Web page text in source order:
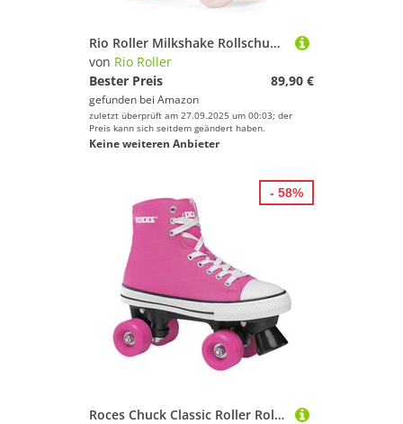
Rio Roller Milkshake Rollschuhe Unisex Erwachsene 38 Rosa (Cotton Candy)
von Rio Roller
Bester Preis
89,90 €
gefunden bei Amazon
zuletzt überprüft am 27.09.2025 um 00:03; der
Preis kann sich seitdem geändert haben.
Keine weiteren Anbieter
Roces Chuck Classic Roller Rollschuhe Deep Pink
- 58%